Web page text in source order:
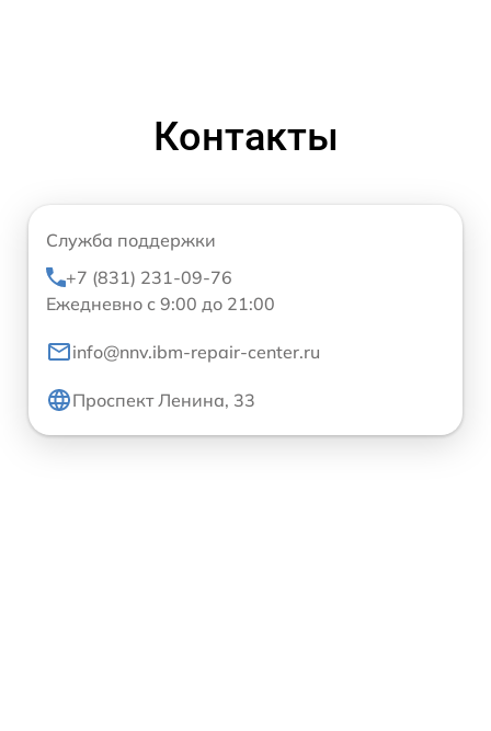
Контакты
Служба поддержки
+7 (831) 231-09-76
Ежедневно с 9:00 до 21:00
info@nnv.ibm-repair-center.ru
Проспект Ленина, 33